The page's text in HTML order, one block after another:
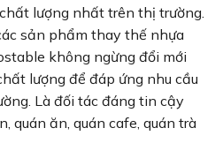
lượng nhất trên thị trường.
sản phẩm thay thế nhựa
không ngừng đổi mới
lượng để đáp ứng nhu cầu
Là đối tác đáng tin cậy
quán ăn, quán cafe, quán trà